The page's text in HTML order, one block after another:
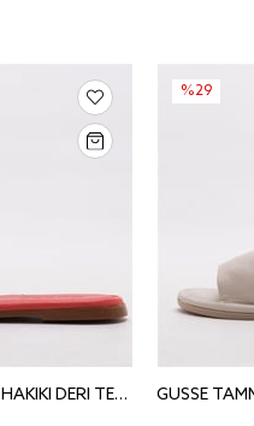
GUSSE TAMMY KADIN HAKIKI DERI TERLIK 242305
%29